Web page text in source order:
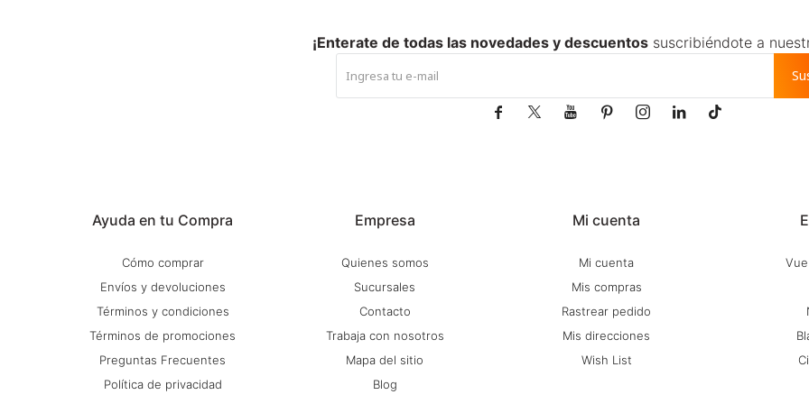
Ayuda en tu Compra
Cómo comprar
Envíos y devoluciones
Términos y condiciones
Términos de promociones
Preguntas Frecuentes
Política de privacidad
Empresa
Quienes somos
Sucursales
Contacto
Trabaja con nosotros
Mapa del sitio
Blog
Mi cuenta
Mi cuenta
Mis compras
Rastrear pedido
Mis direcciones
Wish List
¡Enterate de todas las novedades y descuentossuscribiéndote a
      